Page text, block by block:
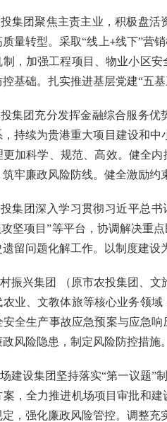
集团聚焦主责主业，积极盘活
量转型。采取“线上+线下”营
制，加强工程项目、物业小区
基础。扎实推进基层党建“五
集团充分发挥金融综合服务优
，持续为贵港重大项目建设和
更加科学、规范、高效。健全
牢廉政风险防线。健全激励约
集团深入学习贯彻习近平总
攻坚项目”等平台，协调解决重
遗留问题化解工作。以制度建
振兴集团 （原市农投集团、
农业、文教体旅等核心业务领
安全生产事故应急预案与应急
风险隐患，制定风险防控措施
建设集团坚持落实“第一议题”
案，全力推进机场项目审批和
，强化廉政风险管控。调整充